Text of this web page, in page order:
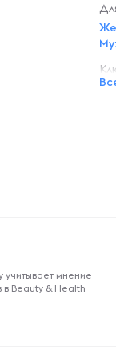
L-
учитывает мнение
в Beauty & Health